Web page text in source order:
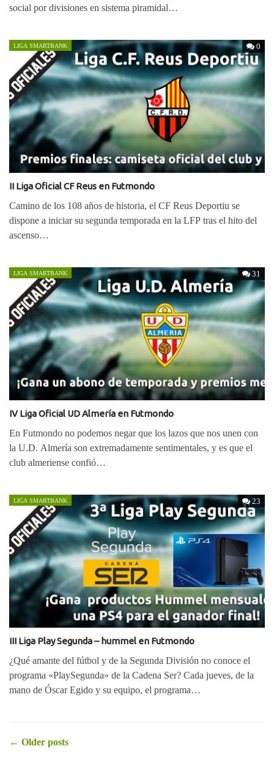
social por divisiones en sistema piramidal…
0
LIGA SMARTBANK
II Liga Oficial CF Reus en Futmondo
Camino de los 108 años de historia, el CF Reus Deportiu se
dispone a iniciar su segunda temporada en la LFP tras el hito del
ascenso…
31
LIGA SMARTBANK
IV Liga Oficial UD Almería en Futmondo
En Futmondo no podemos negar que los lazos que nos unen con
la U.D. Almería son extremadamente sentimentales, y es que el
club almeriense confió…
23
LIGA SMARTBANK
III Liga Play Segunda – hummel en Futmondo
¿Qué amante del fútbol y de la Segunda División no conoce el
programa «PlaySegunda» de la Cadena Ser? Cada jueves, de la
mano de Óscar Egido y su equipo, el programa…
Posts
← Older posts